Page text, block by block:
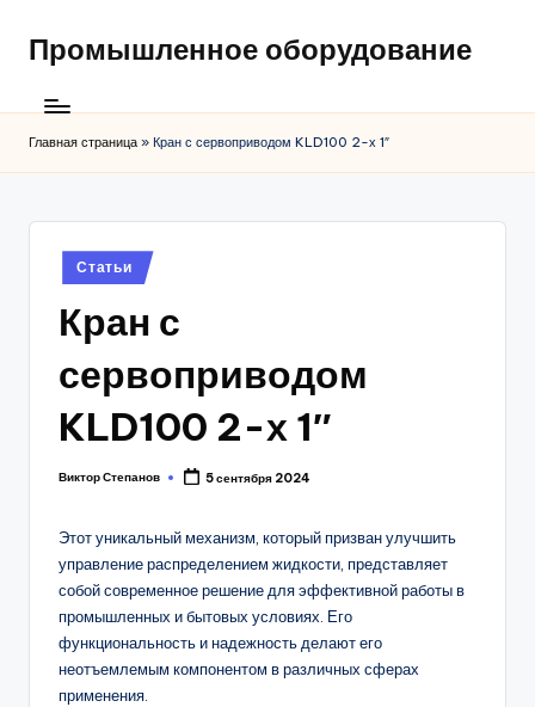
Промышленное оборудование
Главная страница » Кран с сервоприводом KLD100 2-х 1″
Posted
in
Статьи
Кран с
сервоприводом
KLD100 2-х 1″
Posted
Виктор Степанов 5 сентября 2024
Этот уникальный механизм, который призван улучшить
управление распределением жидкости, представляет
собой современное решение для эффективной работы в
промышленных и бытовых условиях. Его
функциональность и надежность делают его
неотъемлемым компонентом в различных сферах
применения.